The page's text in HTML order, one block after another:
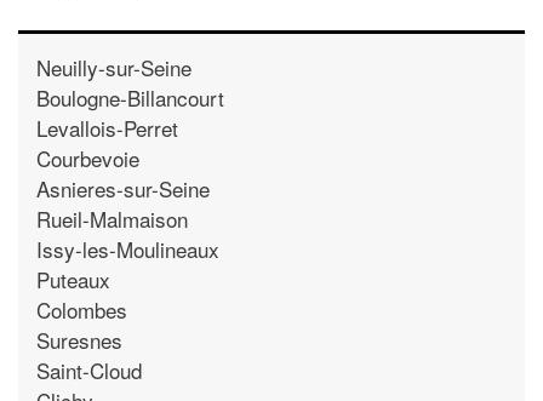
Neuilly-sur-Seine
Boulogne-Billancourt
Levallois-Perret
Courbevoie
Asnieres-sur-Seine
Rueil-Malmaison
Issy-les-Moulineaux
Puteaux
Colombes
Suresnes
Saint-Cloud